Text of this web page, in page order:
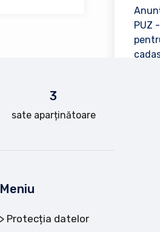
PUZ
3
sate aparținătoare
Meniu
Protecția datelor